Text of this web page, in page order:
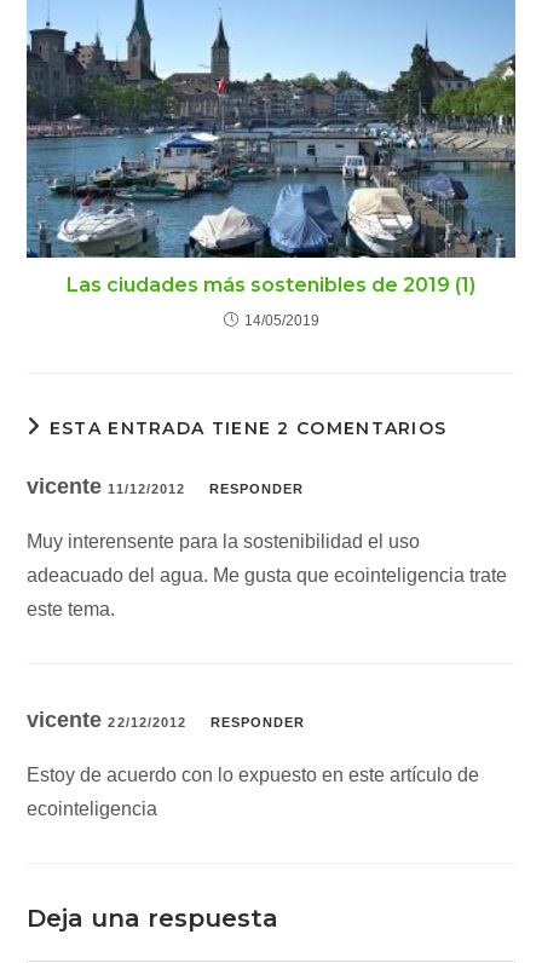
Las ciudades más sostenibles de 2019 (1)
14/05/2019
ESTA ENTRADA TIENE 2 COMENTARIOS
vicente11/12/2012 RESPONDER
Muy interensente para la sostenibilidad el uso
adeacuado del agua. Me gusta que ecointeligencia trate
este tema.
vicente22/12/2012 RESPONDER
Estoy de acuerdo con lo expuesto en este artículo de
ecointeligencia
Deja una respuesta